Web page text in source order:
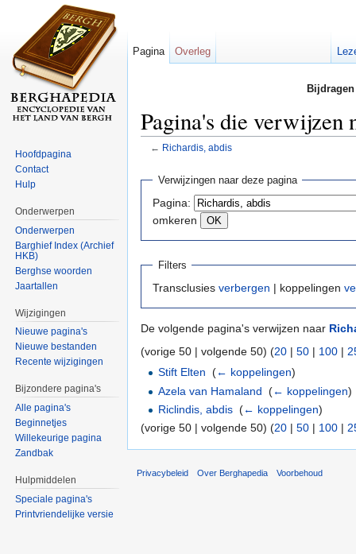
Pagina's die verwijzen
← Richardis, abdis
Verwijzingen naar deze pagina
Pagina:
omkeren
Filters
Transclusies verbergen | koppelingen
De volgende pagina's verwijzen naar
(vorige 50 | volgende 50) (20 | 50 | 100 |
Stift Elten ‎(← koppelingen)
Azela van Hamaland ‎(← koppelingen)
Riclindis, abdis ‎(← koppelingen)
(vorige 50 | volgende 50) (20 | 50 | 100 |
Pagina Overleg
Hoofdpagina
Contact
Hulp
Onderwerpen
Onderwerpen
Barghief Index (Archief
HKB)
Berghse woorden
Jaartallen
Wijzigingen
Nieuwe pagina's
Nieuwe bestanden
Recente wijzigingen
Bijzondere pagina's
Alle pagina's
Beginnetjes
Willekeurige pagina
Zandbak
Hulpmiddelen
Speciale pagina's
Printvriendelijke versie
Privacybeleid Over Berghapedia Voorbehoud